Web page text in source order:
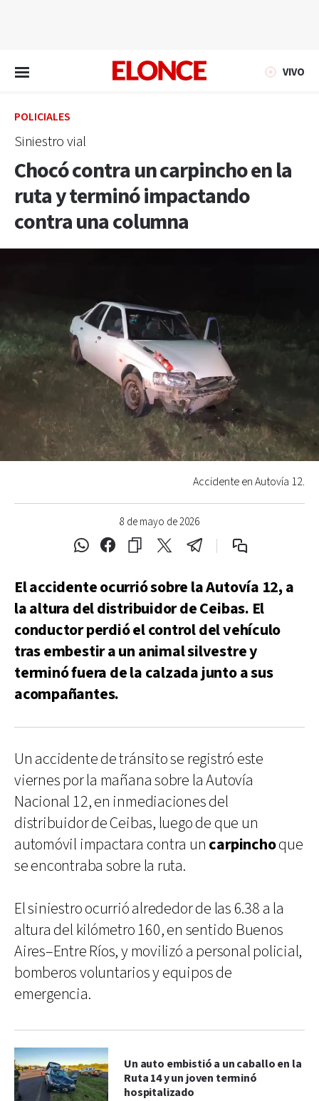
VIVO
POLICIALES
Siniestro vial
Chocó contra un carpincho en la
ruta y terminó impactando
contra una columna
8 de mayo de 2026
Accidente en Autovía 12.
El accidente ocurrió sobre la Autovía 12, a
la altura del distribuidor de Ceibas. El
conductor perdió el control del vehículo
tras embestir a un animal silvestre y
terminó fuera de la calzada junto a sus
acompañantes.
Un accidente de tránsito se registró este
viernes por la mañana sobre la Autovía
Nacional 12, en inmediaciones del
distribuidor de Ceibas, luego de que un
automóvil impactara contra un carpinchoque
se encontraba sobre la ruta.
El siniestro ocurrió alrededor de las 6.38 a la
altura del kilómetro 160, en sentido Buenos
Aires–Entre Ríos, y movilizó a personal policial,
bomberos voluntarios y equipos de
emergencia.
Un auto embistió a un caballo en la
Ruta 14 y un joven terminó
hospitalizado